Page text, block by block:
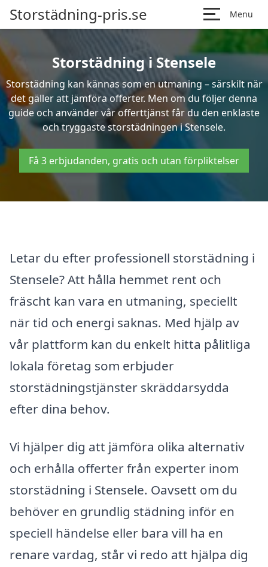
Storstädning-pris.se Menu
Storstädning i Stensele
Storstädning kan kännas som en utmaning – särskilt när
det gäller att jämföra offerter. Men om du följer denna
guide och använder vår offerttjänst får du den enklaste
och tryggaste storstädningen i Stensele.
Få 3 erbjudanden, gratis och utan förpliktelser
Letar du efter professionell storstädning i
Stensele? Att hålla hemmet rent och
fräscht kan vara en utmaning, speciellt
när tid och energi saknas. Med hjälp av
vår plattform kan du enkelt hitta pålitliga
lokala företag som erbjuder
storstädningstjänster skräddarsydda
efter dina behov.
Vi hjälper dig att jämföra olika alternativ
och erhålla offerter från experter inom
storstädning i Stensele. Oavsett om du
behöver en grundlig städning inför en
speciell händelse eller bara vill ha en
renare vardag, står vi redo att hjälpa dig